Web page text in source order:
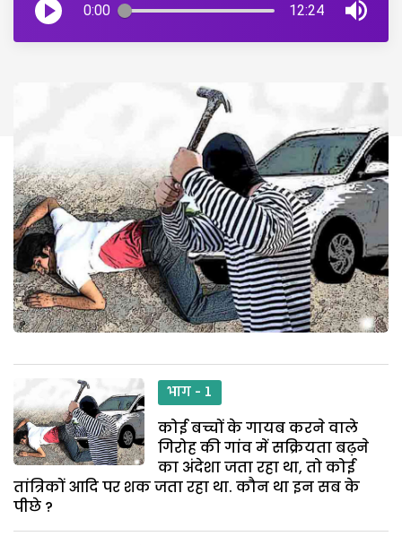
0:00 12:24
भाग - 1
कोई बच्चों के गायब करने वाले
गिरोह की गांव में सक्रियता बढ़ने
का अंदेशा जता रहा था, तो कोई
तांत्रिकों आदि पर शक जता रहा था. कौन था इन सब के
पीछे ?